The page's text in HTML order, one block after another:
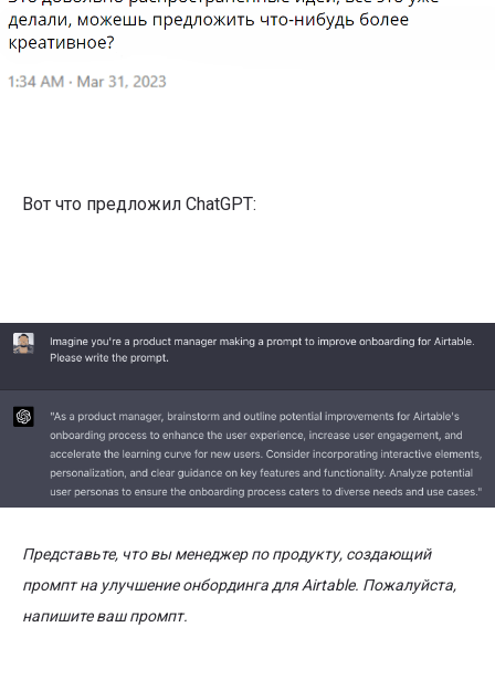
Вот что предложил ChatGPT:
Представьте, что вы менеджер по продукту, создающий
промпт на улучшение онбординга для Airtable. Пожалуйста,
напишите ваш промпт.